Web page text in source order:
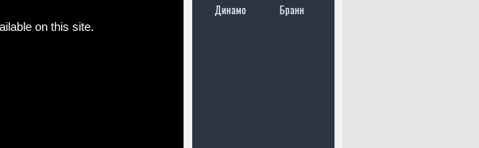
Динамо
Бранн